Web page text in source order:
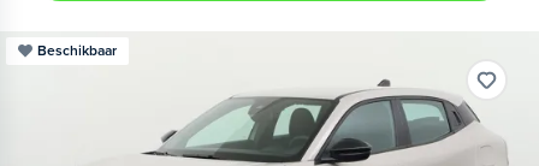
Beschikbaar